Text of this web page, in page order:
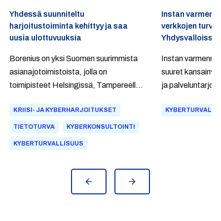
Yhdessä suunniteltu
harjoitustoiminta kehittyy ja saa
uusia ulottuvuuksia
Borenius on yksi Suomen suurimmista
asianajotoimistoista, jolla on
toimipisteet Helsingissä, Tampereella,
Pietarissa. Instan ja Boreniuksen
yhteistyö on jatkunut jo vuosia.
Boreniukselle on toteutettu eri
tyyppisiä kriisijohtamisharjoituksia, ja
harjoitustoimintaan ja simuloituun
KRIISI- JA KYBERHARJOITUKSET
TIETOTURVA KYBERKONSULTOINTI
KYBERTURVALLISUUS
Instan
verkkojen
Yhdysvalloissa
Instan
suuret
ja
yhtenä